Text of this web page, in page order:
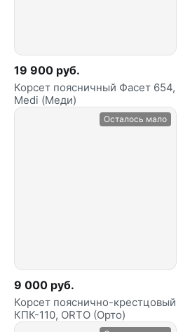
19 900 руб.
Корсет поясничный Фасет 654,
Medi (Меди)
Осталось мало
9 000 руб.
Корсет пояснично-крестцовый
КПК-110, ORTO (Орто)